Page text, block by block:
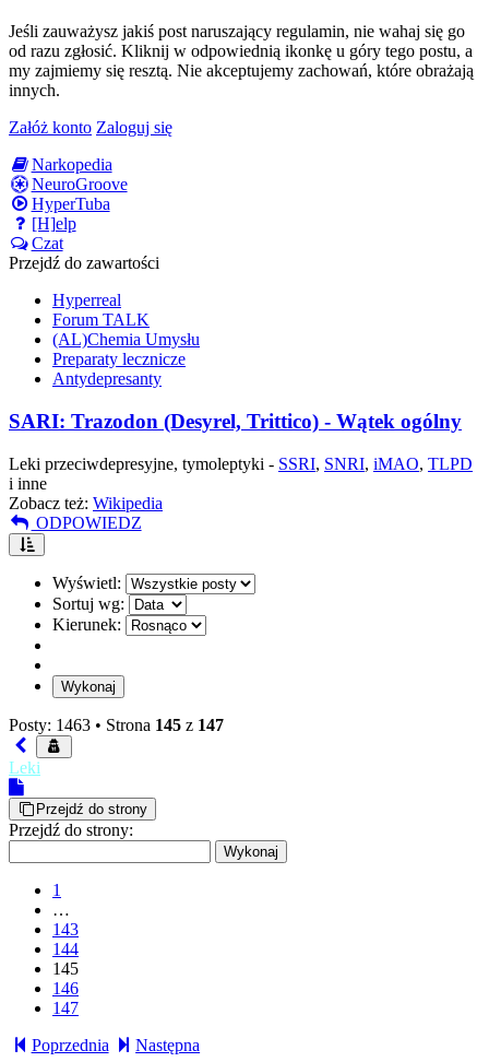
Jeśli zauważysz jakiś post naruszający regulamin, nie wahaj się go
od razu zgłosić. Kliknij w odpowiednią ikonkę u góry tego postu, a
my zajmiemy się resztą. Nie akceptujemy zachowań, które obrażają
innych.
Załóż konto Zaloguj się
Narkopedia
NeuroGroove
HyperTuba
[H]elp
Czat
Przejdź do zawartości
Hyperreal
Forum TALK
(AL)Chemia Umysłu
Preparaty lecznicze
Antydepresanty
SARI: Trazodon (Desyrel, Trittico) - Wątek ogólny
Leki przeciwdepresyjne, tymoleptyki - SSRI, SNRI, iMAO, TLPD
i inne
Zobacz też: Wikipedia
ODPOWIEDZ
Wyświetl:
Sortuj wg:
Kierunek:
Posty: 1463 • Strona 145 z 147
Leki
Przejdź do strony
Przejdź do strony:
1
…
143
144
145
146
147
Poprzednia
Następna